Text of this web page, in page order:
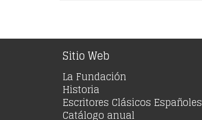
Sitio Web
La Fundación
Historia
Escritores Clásicos Españoles
Catálogo anual